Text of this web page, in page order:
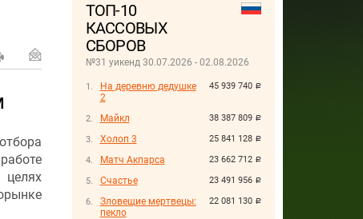
ТОП-10
КАССОВЫХ
СБОРОВ
№31 уикенд 30.07.2026 - 02.08.2026
45 939 740 руб.
На деревню дедушке
2
38 387 809 руб.
Майкл
25 841 128 руб.
Холоп 3
23 662 712 руб.
Матч Акпарса
23 491 956 руб.
Счастье
22 081 130 руб.
Зловещие мертвецы:
пекло